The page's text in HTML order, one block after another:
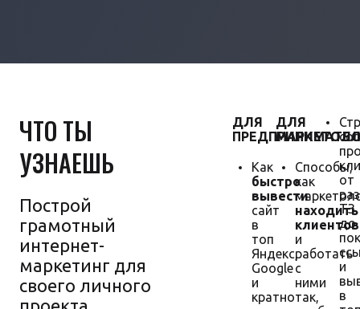
ЧТО ТЫ
УЗНАЕШЬ
Построй
грамотный
интернет-
маркетинг для
своего личного
ДЛЯ
Как
быстро
вывести
сайт
в
топ
Яндекс,
Google
и
кратно
ДЛЯ
Способы,
как
находить
клиентов
и
работать
с
ними
так,
от
ТЗ
до
и
в